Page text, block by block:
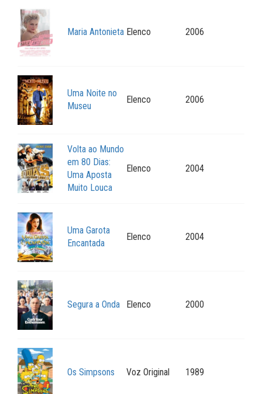
Maria Antonieta Elenco 2006
Uma Noite no
Museu
Elenco 2006
Volta ao Mundo
em 80 Dias:
Uma Aposta
Muito Louca
Elenco 2004
Uma Garota
Encantada
Elenco 2004
Segura a Onda Elenco 2000
Os Simpsons Voz Original 1989